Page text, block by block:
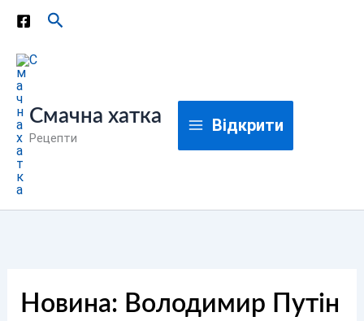
Перейти
вмісту
Пошук
Смачна хатка
Рецепти
Відкрити
Новина: Володимир Путін